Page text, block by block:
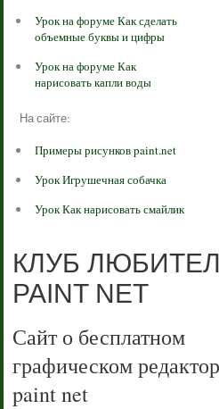
Урок на форуме Как сделать
объемные буквы и цифры
Урок на форуме Как
нарисовать капли воды
На сайте:
Примеры рисунков paint.net
Урок Игрушечная собачка
Урок Как нарисовать смайлик
КЛУБ
PAINT NET
Сайт о бесплатном
графическом
paint net